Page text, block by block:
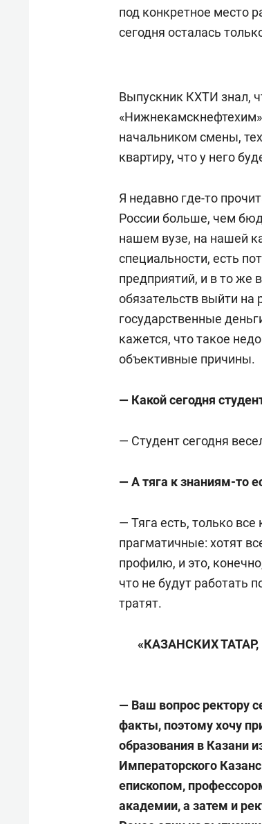
под конкретное место
сегодня осталась
Выпускник КХТИ знал,
начальником смены,
квартиру, что у него
Я недавно где-то
России больше, чем
нашем вузе, на нашей
специальности, есть
предприятий, и в то же
обязательств выйти на
государственные
кажется, что такое
объективные причины.
— Какой сегодня
— Студент сегодня
— А тяга к знаниям-то
— Тяга есть, только
прагматичные: хотят
профилю, и это,
что не будут работать
тратят.
«КАЗАНСКИХ
— Ваш вопрос ректору
факты, поэтому хочу
образования в Казани
Императорского
епископом,
академии, а затем и